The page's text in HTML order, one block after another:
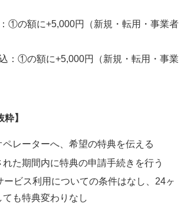
①の額に+5,000円（新規・転用・事業者
：①の額に+5,000円（新規・転用・事業
】
レーターへ、希望の特典を伝える
れた期間内に特典の申請手続きを行う
ービス利用についての条件はなし、24ヶ
ても特典変わりなし